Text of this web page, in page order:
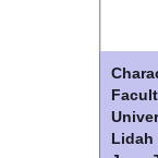
Lidah